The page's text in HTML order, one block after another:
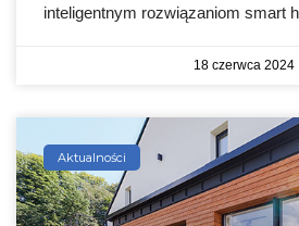
inteligentnym rozwiązaniom smart
18 czerwca 2024
Aktualności